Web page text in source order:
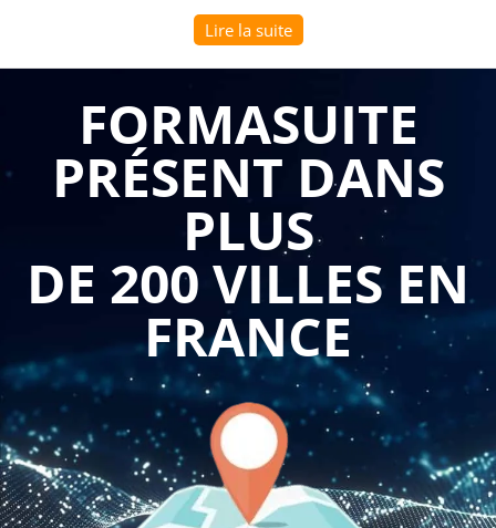
peuvent s'avérer complexes et exigeantes.
C'est pourquoi les formations sur le thème de la négociation
entreprises. Voici quelques raisons pour lesquelles ces
formations peuvent être bénéfiques :
Comprendre les enjeux de la vente aux grands
comptes : Les ventes aux grands comptes impliquent
souvent des processus d'achat complexes, des cycles
de vente plus longs et des exigences spécifiques. Les
formations sur ce thème permettent aux participants
de mieux comprendre les enjeux de la vente aux
grands comptes, les attentes des acheteurs et les clés
de réussite.
Développer des compétences de négociation avancées
: Les ventes aux grands comptes nécessitent souvent
des compétences de négociation avancées pour
pouvoir gérer des contrats complexes, négocier des
conditions avantageuses et répondre aux demandes
spécifiques des clients. Les formations permettent aux
participants de développer ces compétences et de
mettre en place des stratégies de négociation efficaces
pour remporter des contrats importants.
Lire la suite
FORMASUITE
PRÉSENT DANS
PLUS
DE 200 VILLES EN
FRANCE